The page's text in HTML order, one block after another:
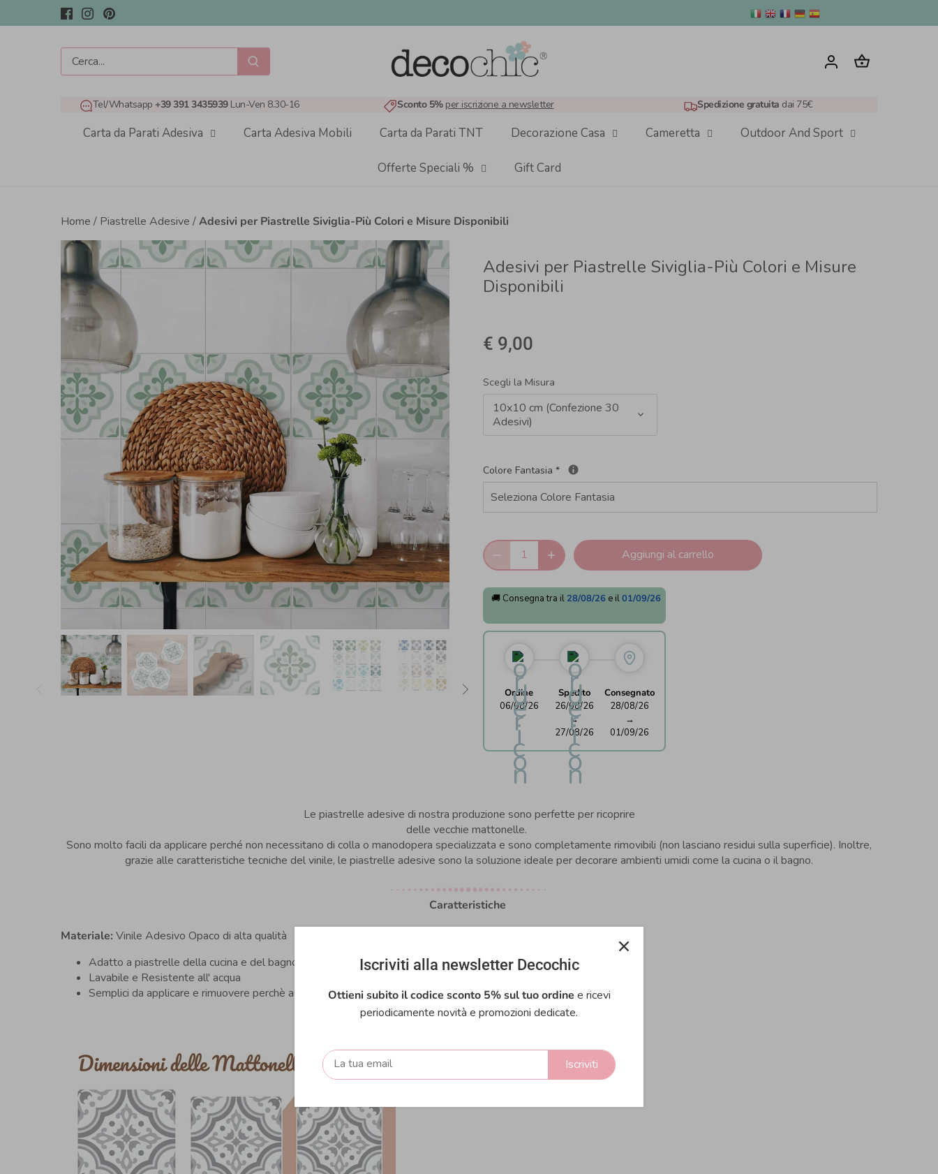
al
Tel/Whatsapp +39 391 3435939 Lun-Ven 8.30-16 Sconto 5% per iscrizione a newsletter Spedizione gratuita dai 75€
Carta da Parati Adesiva Carta Adesiva Mobili Carta da Parati TNT Decorazione Casa Cameretta Outdoor And Sport
Offerte Speciali % Gift Card
Home / Piastrelle Adesive /Adesivi per Piastrelle Siviglia-Più Colori e Misure Disponibili
Adesivi per Piastrelle Siviglia-Più Colori e Misure
Disponibili
€ 9,00
Scegli la Misura
10x10 cm (Confezione 30
Adesivi)
Colore Fantasia *
Aggiungi al carrello
🚚 Consegna tra il 28/08/26 e il01/09/26
Ordine
06/08/26
Spedito
26/08/26
→
27/08/26
Consegnato
28/08/26
→
01/09/26
Le piastrelle adesive di nostra produzione sono perfette per ricoprire
delle vecchie mattonelle.
Sono molto facili da applicare perché non necessitano di colla o manodopera specializzata e sono completamente rimovibili (non lasciano residui sulla superficie). Inoltre,
grazie alle caratteristiche tecniche del vinile, le piastrelle adesive sono la soluzione ideale per decorare ambienti umidi come la cucina o il bagno.
Caratteristiche
Materiale: Vinile Adesivo Opaco di alta qualità
Adatto a piastrelle della cucina e del bagno (da parete)
Lavabile e Resistente all' acqua
Semplici da applicare e rimuovere perchè autoadesive
Iscriviti alla newsletter Decochic
Ottieni subito il codice sconto 5% sul tuo ordine e ricevi
periodicamente novità e promozioni dedicate.
Iscriviti